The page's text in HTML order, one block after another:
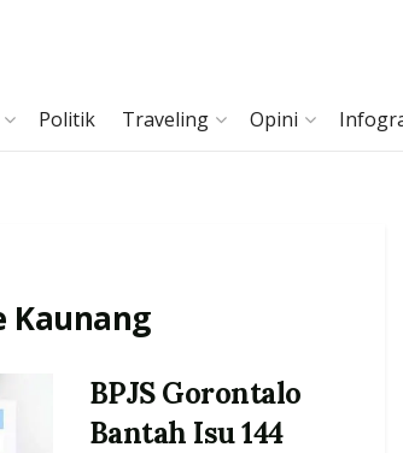
Politik Traveling Opini
Kaunang
BPJS Gorontalo
Bantah Isu 144